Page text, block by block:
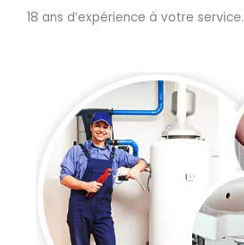
18 ans d’expérience à votre service.